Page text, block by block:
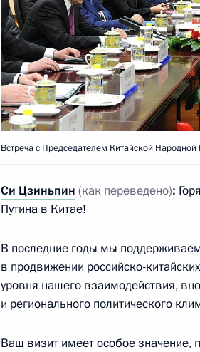
Российско-китайские переговоры
4 июля 2017 года, 16:10
Заявления для прессы по итогам
4 июля 2017 года, 16:05
Встреча с представителями
и медиасообществ России и
Встреча с Председателем Китайской
Си Цзиньпин (как переведено):
Путина в Китае!
В последние годы мы
в продвижении российско-
уровня нашего взаимодействия,
и регионального политического
Ваш визит имеет особое значение,